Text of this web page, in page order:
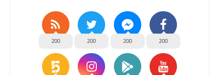
200
200
200
200